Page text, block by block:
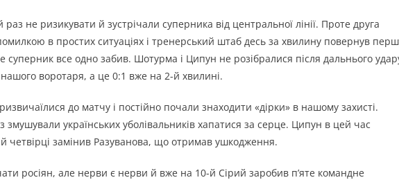
не ризикувати й зустрічали суперника від центральної лінії. Проте друга
в простих ситуаціях і тренерський штаб десь за хвилину повернув
суперник все одно забив. Шотурма і Ципун не розібралися після дальнього
воротаря, а це 0:1 вже на 2-й хвилині.
до матчу і постійно почали знаходити «дірки» в нашому захисті.
українських уболівальників хапатися за серце. Ципун в цей час
четвірці замінив Разуванова, що отримав ушкодження.
росіян, але нерви є нерви й вже на 10-й Сірий заробив п’яте командне